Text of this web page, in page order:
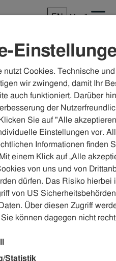
EN Menü
Störungen
&
Wasserrohrbruch
Internetanschluss? Auf
nutzt Cookies. Technische
wir zwingend, damit Ihr
auch funktioniert. Darüber
der
Sie auf "Alle
Einstellungen vor.
Informationen finden
einem Klick auf „Alle
von uns und von
dürfen. Das Risiko hierbei
von US
Über diesen Zugriff
können dagegen nicht
Statistik